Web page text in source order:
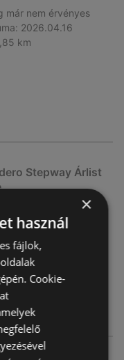
már nem érvényes
2026.04.16
km
Stepway Árlist
már nem érvényes
2026.04.16
×
használ
fájlok,
Cookie-